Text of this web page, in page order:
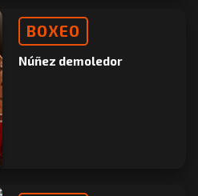
BOXEO
Núñez demoledor